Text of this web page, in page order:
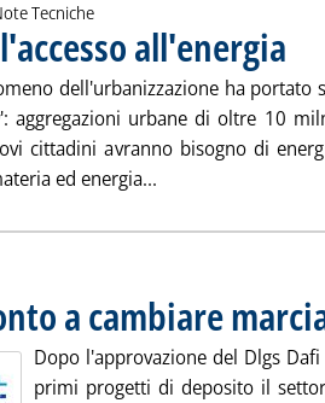
Tecniche
all'energia
dell'urbanizzazione ha portato
aggregazioni urbane di oltre 10
cittadini avranno bisogno di
ed energia...
a cambiare
Dopo l'approvazione del Dlgs
primi progetti di deposito il